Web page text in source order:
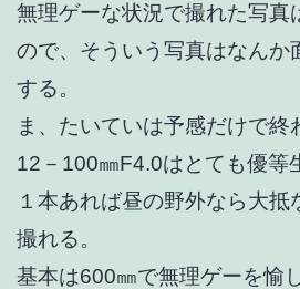
無理ゲーな状況で撮れた写真
ので、そういう写真はなんか
する。
ま、たいていは予感だけで終
12－100㎜F4.0はとても優等
１本あれば昼の野外なら大抵
撮れる。
基本は600㎜で無理ゲーを愉